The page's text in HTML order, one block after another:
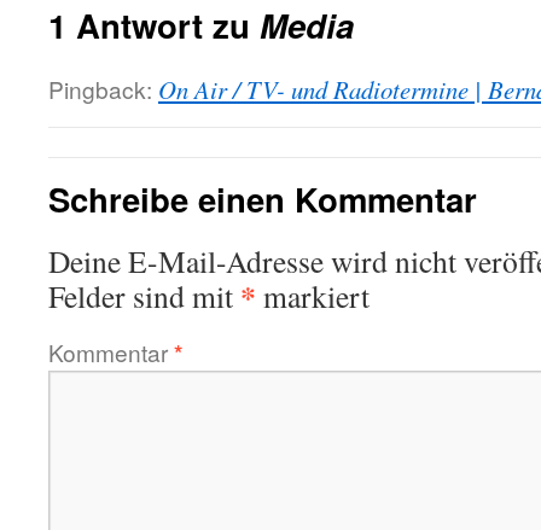
1 Antwort zu Media
Pingback: On Air / TV- und Radiotermine |
Schreibe einen Kommentar
Deine E-Mail-Adresse wird nicht
Felder sind mit * markiert
Kommentar*